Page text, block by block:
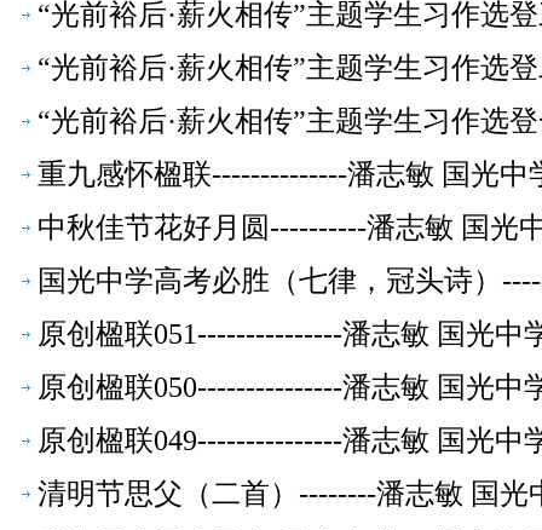
【校友文萃】
“光前裕后·薪火相传”主题学生习作选
【校友文萃】
“光前裕后·薪火相传”主题学生习作选
友文萃】
“光前裕后·薪火相传”主题学生习作选
重九感怀楹联--------------潘志敏 国光中
中秋佳节花好月圆----------潘志敏 国光
国光中学高考必胜（七律，冠头诗）
原创楹联051---------------潘志敏 国光中
原创楹联050---------------潘志敏 国光中
原创楹联049---------------潘志敏 国光中
清明节思父（二首）--------潘志敏 国光